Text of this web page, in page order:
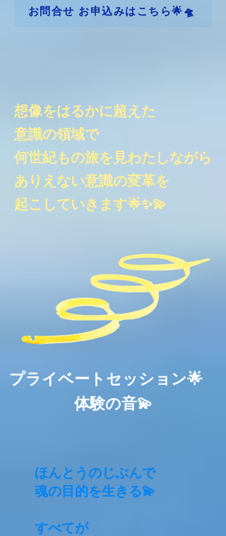
お問合せ お申込みはこちら🌟🛸
想像をはるかに超えた
意識の領域で
​何世紀もの旅を見わたしながら
ありえない意識の変革を
​起こしていきます🌟✨💫
プライベートセッション🌟
体験の音💫
ほんとうのじぶんで
魂の目的を生きる💫
すべてが